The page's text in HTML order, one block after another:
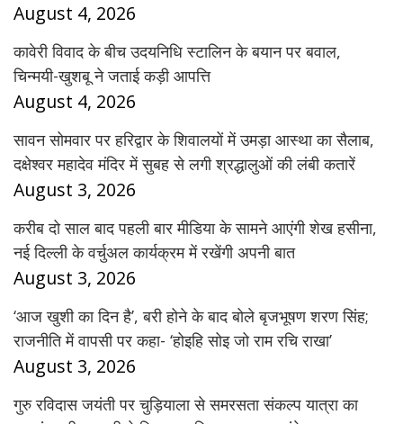
August 4, 2026
कावेरी विवाद के बीच उदयनिधि स्टालिन के बयान पर बवाल,
चिन्मयी-खुशबू ने जताई कड़ी आपत्ति
August 4, 2026
सावन सोमवार पर हरिद्वार के शिवालयों में उमड़ा आस्था का सैलाब,
दक्षेश्वर महादेव मंदिर में सुबह से लगी श्रद्धालुओं की लंबी कतारें
August 3, 2026
करीब दो साल बाद पहली बार मीडिया के सामने आएंगी शेख हसीना,
नई दिल्ली के वर्चुअल कार्यक्रम में रखेंगी अपनी बात
August 3, 2026
‘आज खुशी का दिन है’, बरी होने के बाद बोले बृजभूषण शरण सिंह;
राजनीति में वापसी पर कहा- ‘होइहि सोइ जो राम रचि राखा’
August 3, 2026
गुरु रविदास जयंती पर चुड़ियाला से समरसता संकल्प यात्रा का